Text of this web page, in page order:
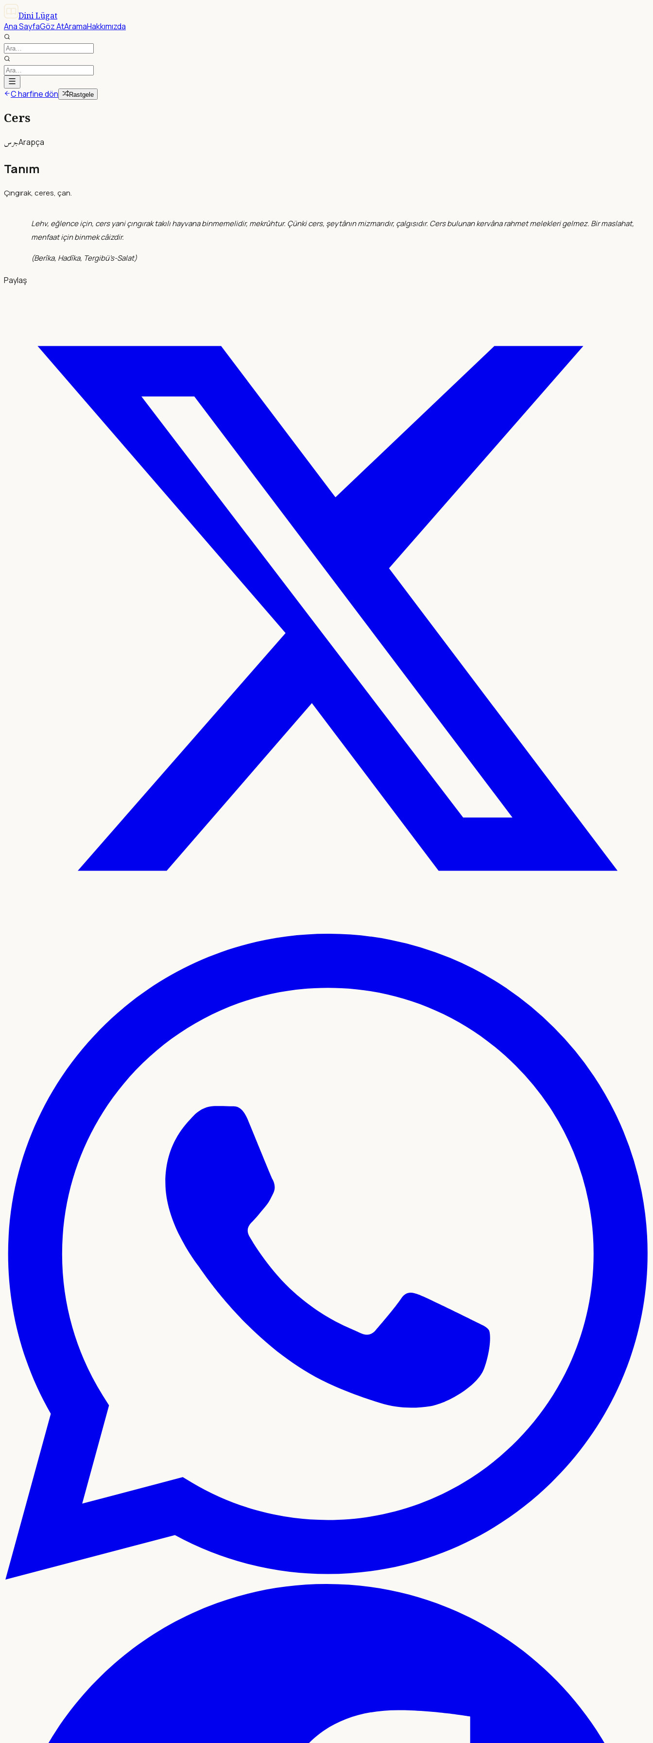
Dini Lügat
Ana SayfaGöz AtAramaHakkımızda
C harfine dön Rastgele
Cers
جرسArapça
Tanım
Çıngırak, ceres, çan.
Lehv, eğlence için, cers yani çıngırak takılı hayvana binmemelidir, mekrûhtur. Çünki cers, şeytânın mizmarıdır, çalgısıdır. Cers bulunan kervâna rahmet melekleri gelmez. Bir maslahat,
menfaat için binmek câizdir.
(Berîka, Hadîka, Tergibü’s-Salat)
Paylaş